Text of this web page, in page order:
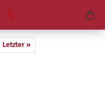
Letzter »